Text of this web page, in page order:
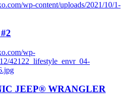
wp-content/uploads/2021/10/1-
wp-
42122_lifestyle_envr_04-
JEEP® WRANGLER